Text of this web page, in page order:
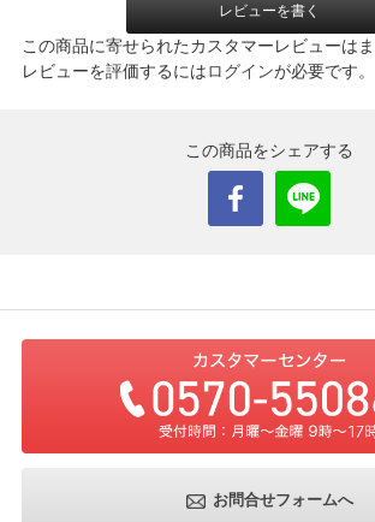
レビューを書く
この商品に寄せられたカスタマーレビューはま
レビューを評価するにはログインが必要です。
この商品をシェアする
お問合せフォームへ